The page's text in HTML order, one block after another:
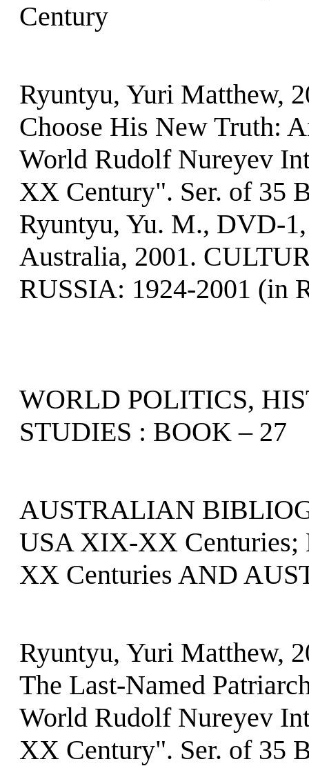
Century
Ryuntyu, Yuri Matthew,
Choose His New Truth:
World Rudolf Nureyev
XX Century". Ser. of 35
Ryuntyu, Yu. M., DVD-
Australia, 2001.
RUSSIA: 1924-2001 (in
WORLD POLITICS,
STUDIES : BOOK – 27
AUSTRALIAN
USA XIX-XX Centuries;
XX Centuries AND
Ryuntyu, Yuri Matthew,
The Last-Named
World Rudolf Nureyev
XX Century". Ser. of 35